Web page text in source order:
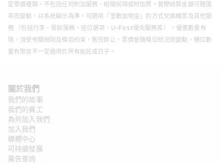
定票價種類，不包括任何附加服務、相關稅項或附加費。實際結算金額可隨匯
率而變動，以系統顯示為準。可選用「里數加現金」的方式兌換機票及其他服
務 （包括行李、餐飲服務、座位選項、U-First優先服務等） 。優惠數量有
限，須受有關細則及條款約束，售完即止。票價會隨機位狀況而變動，機位數
量有限並不一定適用於所有航班或日子。
關於我們
我們的故事
我們的員工
為何加入我們
加入我們
媒體中心
可持續發展
廣告查詢